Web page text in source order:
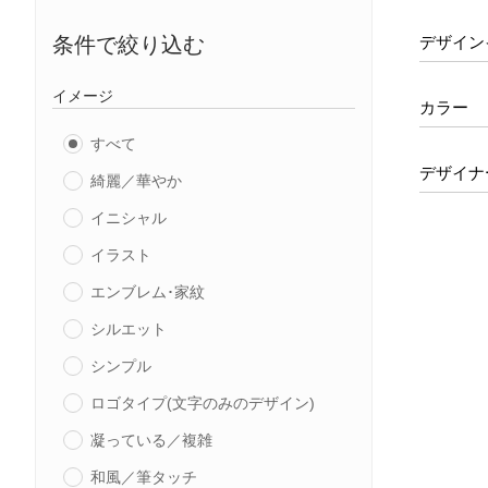
条件で絞り込む
イメージ
すべて
綺麗／華やか
イニシャル
イラスト
エンブレム･家紋
シルエット
シンプル
ロゴタイプ(文字のみのデザイン)
凝っている／複雑
和風／筆タッチ
デザイ
カラー
デザイナ